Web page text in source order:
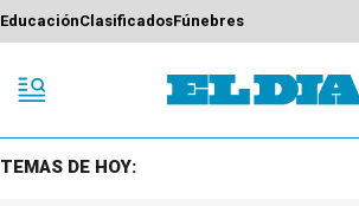
EducaciónClasificadosFúnebres
TEMAS DE HOY: